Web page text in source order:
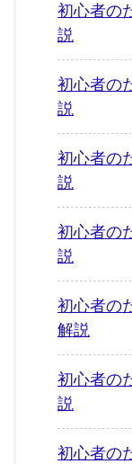
初心者
説
初心者の
説
初心者
説
初心者
説
初心者の
解説
初心者
説
初心者